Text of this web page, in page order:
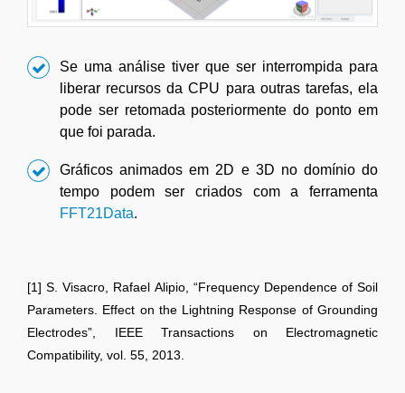
Se uma análise tiver que ser interrompida para
liberar recursos da CPU para outras tarefas, ela
pode ser retomada posteriormente do ponto em
que foi parada.
Gráficos animados em 2D e 3D no domínio do
tempo podem ser criados com a ferramenta
FFT21Data.
[1] S. Visacro, Rafael Alipio, “Frequency Dependence of Soil
Parameters. Effect on the Lightning Response of Grounding
Electrodes”, IEEE Transactions on Electromagnetic
Compatibility, vol. 55, 2013.